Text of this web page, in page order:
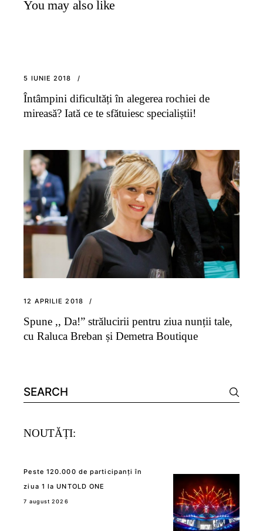
You may also like
5 IUNIE 2018
Întâmpini dificultăți în alegerea rochiei de
mireasă? Iată ce te sfătuiesc specialiștii!
12 APRILIE 2018
Spune ,, Da!” strălucirii pentru ziua nunții tale,
cu Raluca Breban și Demetra Boutique
Search
for:
NOUTĂȚI:
Peste 120.000 de participanți în
ziua 1 la UNTOLD ONE
7 august 2026